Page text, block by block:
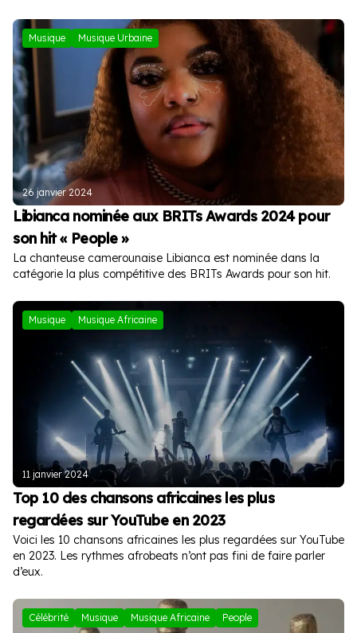
Musique Musique Urbaine
26 janvier 2024
Libianca nominée aux BRITs Awards 2024 pour
son hit « People »
La chanteuse camerounaise Libianca est nominée dans la
catégorie la plus compétitive des BRITs Awards pour son hit.
Musique Musique Africaine
11 janvier 2024
Top 10 des chansons africaines les plus
regardées sur YouTube en 2023
Voici les 10 chansons africaines les plus regardées sur YouTube
en 2023. Les rythmes afrobeats n’ont pas fini de faire parler
d’eux.
Célébrité Musique Musique Africaine People